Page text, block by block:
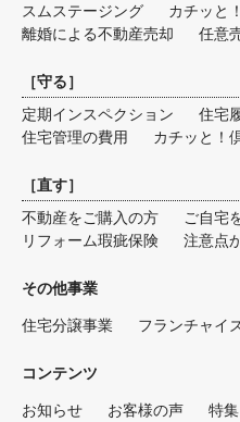
スムステージング
カチッと
離婚による不動産売却
任意
［守る］
定期インスペクション
住宅
住宅管理の費用
カチッと！
［直す］
不動産をご購入の方
ご自宅
リフォーム瑕疵保険
注意点
その他事業
住宅分譲事業
フランチャイ
コンテンツ
お知らせ
お客様の声 特集